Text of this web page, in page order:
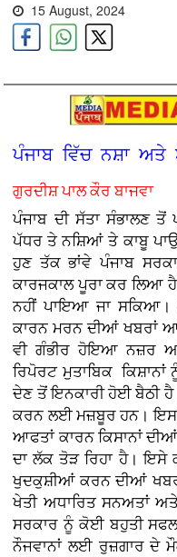
15 August, 2024
ਪੰਜਾਬ ਵਿੱਚ ਨਸ਼ਾ ਅਤੇ
ਗੁਰਦੀਸ਼ ਪਾਲ ਕੌਰ ਬਾਜਵਾ
ਪੰਜਾਬ ਦੀ ਸੱਤਾ ਸੰਭਾਲਣ
ਪੱਧਰ ਤੇ ਨਸ਼ਿਆਂ ਤੇ ਕਾਬੂ
ਹੁਣ ਤੱਕ ਭਾਂਵੇ ਪੰਜਾਬ
ਕਾਰਜਕਾਲ ਪੂਰਾ ਕਰ ਲਿਆ
ਨਹੀਂ ਪਾਇਆ ਜਾ ਸਕਿਆ।
ਕਾਰਨ ਮਰਨ ਦੀਆਂ ਖਬਰਾਂ
ਵੀ ਗੰਭੀਰ ਹੋਇਆ ਨਜ਼ਰ ਆ
ਰਿਪੋਰਟ ਮੁਤਾਬਿਕ
ਦੇਣ ਤੋਂ ਇਨਕਾਰੀ ਹੋਈ ਬੈਠੀ
ਕਰਨ ਲਈ ਮਜ਼ਬੂਰ ਹਨ।
ਆਫਤਾਂ ਕਾਰਨ ਕਿਸਾਨਾਂ ਦੀਆਂ
ਦਾ ਲੱਕ ਤੋੜ ਰਿਹਾ ਹੈ। ਇਸੇ
ਖੁਦਕੁਸ਼ੀਆਂ ਕਰਨ ਦੀਆਂ
ਖੇਤੀ ਅਧਾਰਿਤ ਸਨਅਤਾਂ
ਸਰਕਾਰ ਨੂੰ ਕੋਈ ਬਹੁਤੀ
ਨੌਜਵਾਨਾਂ ਲਈ ਰੁਜ਼ਗਾਰ ਦੇ